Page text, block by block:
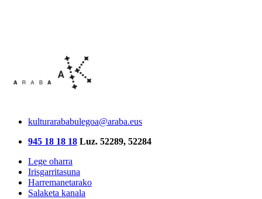
kulturarababulegoa@araba.eus
945 18 18 18 Luz. 52289, 52284
Lege oharra
Irisgarritasuna
Harremanetarako
Salaketa kanala